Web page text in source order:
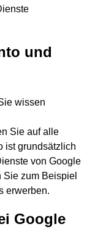
und
wissen
Sie auf alle
ist grundsätzlich
von Google
zum Beispiel
erwerben.
Google